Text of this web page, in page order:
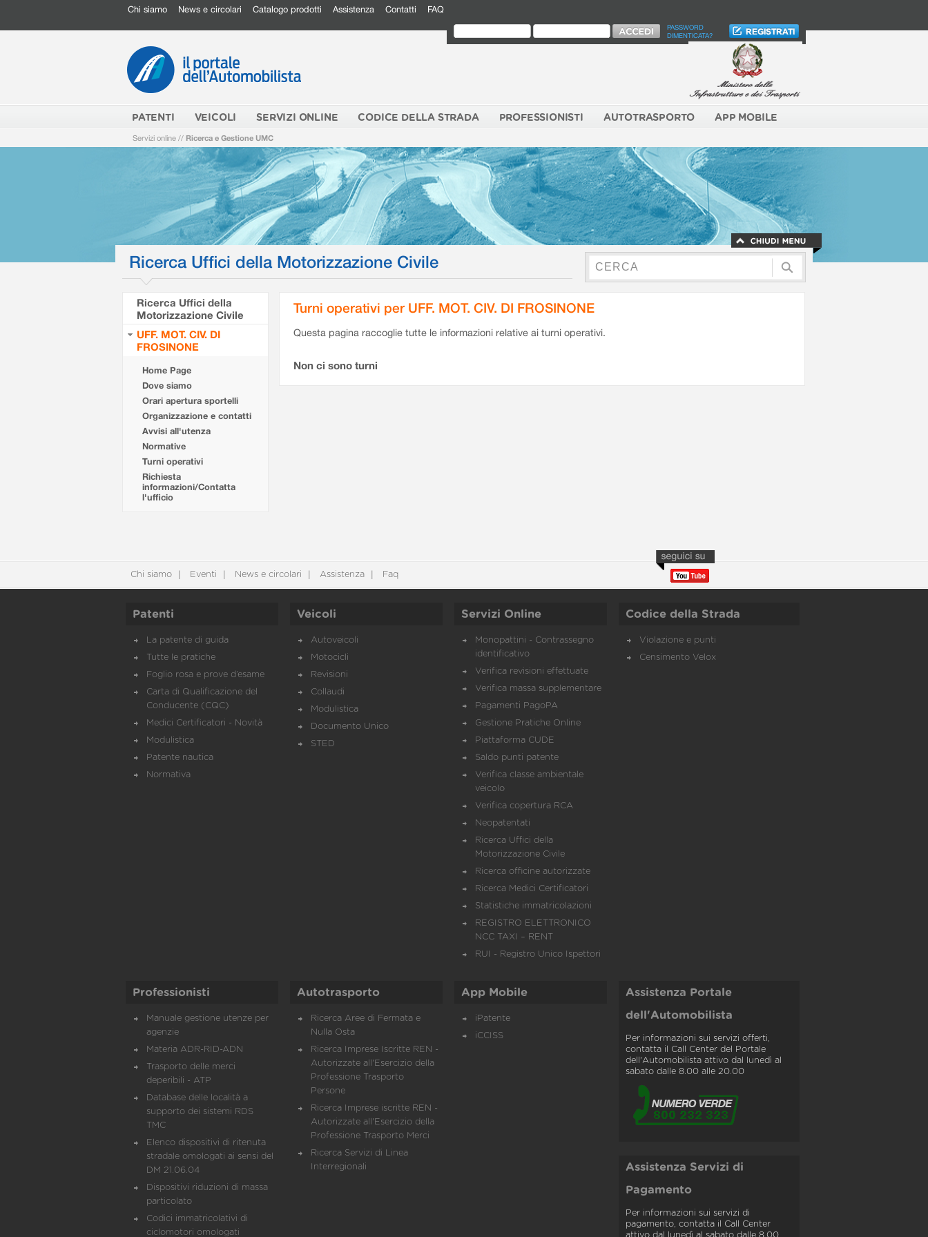
Chi siamo News e circolari Catalogo prodotti Assistenza Contatti FAQ
PASSWORD
DIMENTICATA?
PATENTI VEICOLI SERVIZI ONLINE CODICE DELLA STRADA PROFESSIONISTI AUTOTRASPORTO APP MOBILE
Servizi online // Ricerca e Gestione UMC
Ricerca Uffici della Motorizzazione Civile
Ricerca Uffici della
Motorizzazione Civile
UFF. MOT. CIV. DI
FROSINONE
Home Page
Dove siamo
Orari apertura sportelli
Organizzazione e contatti
Avvisi all'utenza
Normative
Turni operativi
Richiesta
informazioni/Contatta
l'ufficio
Turni operativi per UFF. MOT. CIV. DI FROSINONE
Questa pagina raccoglie tutte le informazioni relative ai turni operativi.
Non ci sono turni
Chi siamo Eventi News e circolari Assistenza Faq
Patenti
La patente di guida
Tutte le pratiche
Foglio rosa e prove d’esame
Carta di Qualificazione del
Conducente (CQC)
Medici Certificatori - Novità
Modulistica
Patente nautica
Normativa
Veicoli
Autoveicoli
Motocicli
Revisioni
Collaudi
Modulistica
Documento Unico
STED
Servizi Online
Monopattini - Contrassegno
identificativo
Verifica revisioni effettuate
Verifica massa supplementare
Pagamenti PagoPA
Gestione Pratiche Online
Piattaforma CUDE
Saldo punti patente
Verifica classe ambientale
veicolo
Verifica copertura RCA
Neopatentati
Ricerca Uffici della
Motorizzazione Civile
Ricerca officine autorizzate
Ricerca Medici Certificatori
Statistiche immatricolazioni
REGISTRO ELETTRONICO
NCC TAXI – RENT
RUI - Registro Unico Ispettori
Codice della Strada
Violazione e punti
Censimento Velox
Professionisti
Manuale gestione utenze per
agenzie
Materia ADR-RID-ADN
Trasporto delle merci
deperibili - ATP
Database delle località a
supporto dei sistemi RDS
TMC
Elenco dispositivi di ritenuta
stradale omologati ai sensi del
DM 21.06.04
Dispositivi riduzioni di massa
particolato
Codici immatricolativi di
ciclomotori omologati
Autotrasporto
Ricerca Aree di Fermata e
Nulla Osta
Ricerca Imprese Iscritte REN -
Autorizzate all'Esercizio della
Professione Trasporto
Persone
Ricerca Imprese iscritte REN -
Autorizzate all'Esercizio della
Professione Trasporto Merci
Ricerca Servizi di Linea
Interregionali
App Mobile
iPatente
iCCISS
Assistenza Portale
dell'Automobilista
Per informazioni sui servizi offerti,
contatta il Call Center del Portale
dell'Automobilista attivo dal lunedì al
sabato dalle 8.00 alle 20.00
Assistenza Servizi di
Pagamento
Per informazioni sui servizi di
pagamento, contatta il Call Center